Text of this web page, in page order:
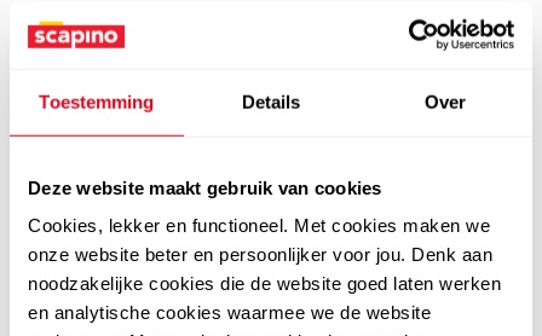
Toestemming Details Over
Deze website maakt gebruik van cookies
Cookies, lekker en functioneel. Met cookies maken we
onze website beter en persoonlijker voor jou. Denk aan
noodzakelijke cookies die de website goed laten werken
en analytische cookies waarmee we de website